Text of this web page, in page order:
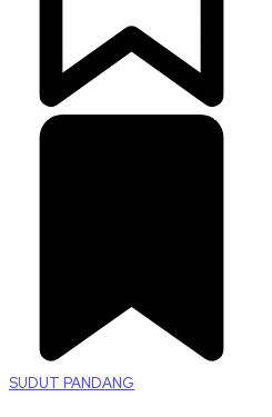
SUDUT PANDANG